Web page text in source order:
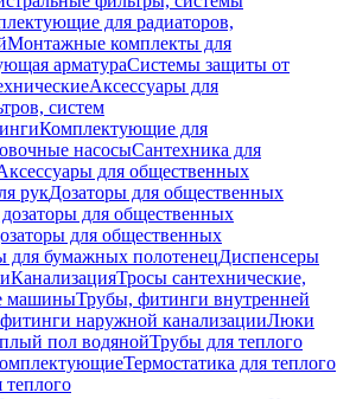
для радиаторов,
Монтажные комплекты для
арматураСистемы защиты от
Аксессуары для
систем
Комплектующие для
насосыСантехника для
для общественных
рукДозаторы для общественных
для общественных
для общественных
для бумажных полотенецДиспенсеры
КанализацияТросы сантехнические,
машиныТрубы, фитинги внутренней
наружной канализацииЛюки
пол водянойТрубы для теплого
Термостатика для теплого
теплого